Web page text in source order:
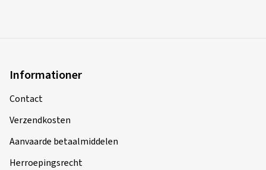
Informationer
Contact
Verzendkosten
Aanvaarde betaalmiddelen
Herroepingsrecht